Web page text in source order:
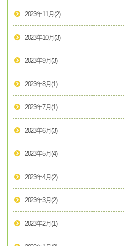
2023年11月 (2)
2023年10月 (3)
2023年9月 (3)
2023年8月 (1)
2023年7月 (1)
2023年6月 (3)
2023年5月 (4)
2023年4月 (2)
2023年3月 (2)
2023年2月 (1)